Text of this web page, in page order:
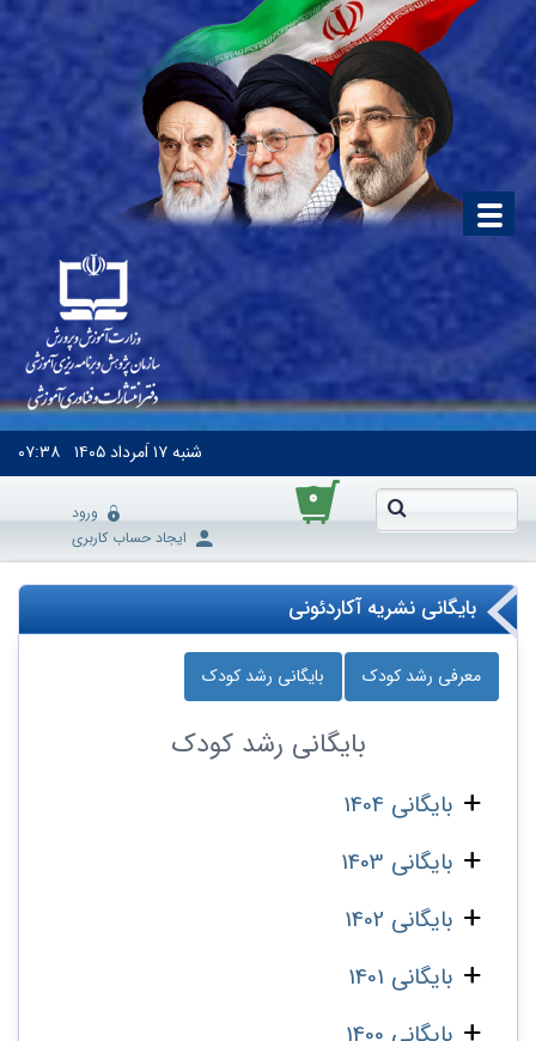
شنبه۱۷ اَمرداد ۱۴۰۵ ۰۷:۳۸
۰
ورود
ایجاد حساب کاربری
بایگانی نشریه آکاردئونی
معرفی رشد کودک بایگانی رشد کودک
بایگانی رشد کودک
بایگانی 1404
بایگانی 1403
بایگانی 1402
بایگانی 1401